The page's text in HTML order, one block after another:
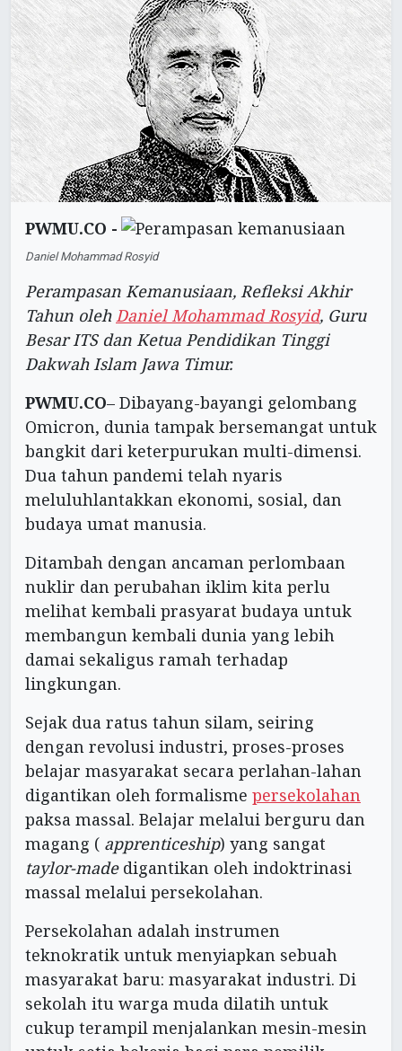
PWMU.CO -
Daniel Mohammad Rosyid
Perampasan Kemanusiaan, Refleksi Akhir
Tahun oleh Daniel Mohammad Rosyid, Guru
Besar ITS dan Ketua Pendidikan Tinggi
Dakwah Islam Jawa Timur.
PWMU.CO– Dibayang-bayangi gelombang
Omicron, dunia tampak bersemangat untuk
bangkit dari keterpurukan multi-dimensi.
Dua tahun pandemi telah nyaris
meluluhlantakkan ekonomi, sosial, dan
budaya umat manusia.
Ditambah dengan ancaman perlombaan
nuklir dan perubahan iklim kita perlu
melihat kembali prasyarat budaya untuk
membangun kembali dunia yang lebih
damai sekaligus ramah terhadap
lingkungan.
Sejak dua ratus tahun silam, seiring
dengan revolusi industri, proses-proses
belajar masyarakat secara perlahan-lahan
digantikan oleh formalisme persekolahan
paksa massal. Belajar melalui berguru dan
magang ( apprenticeship) yang sangat
taylor-made digantikan oleh indoktrinasi
massal melalui persekolahan.
Persekolahan adalah instrumen
teknokratik untuk menyiapkan sebuah
masyarakat baru: masyarakat industri. Di
sekolah itu warga muda dilatih untuk
cukup terampil menjalankan mesin-mesin